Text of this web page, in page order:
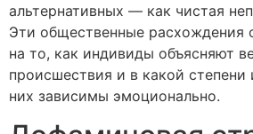
альтернативных — как чистая
Эти общественные расхождения
на то, как индивиды объясняют
происшествия и в какой степени
них зависимы эмоционально.